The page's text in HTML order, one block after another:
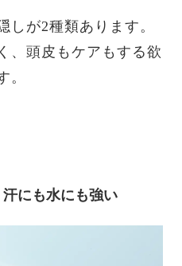
しが2種類あります。
、頭皮もケアもする欲
。
にも水にも強い